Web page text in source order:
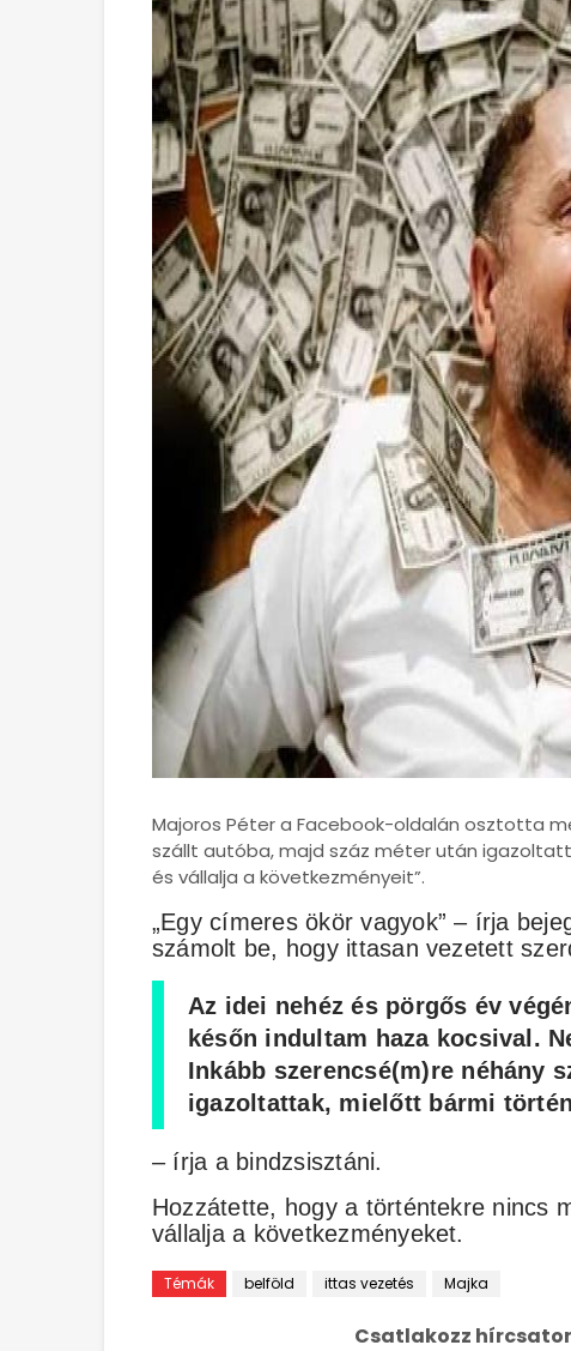
Majoros Péter a Facebook-oldalán osztotta
szállt autóba, majd száz méter után
és vállalja a következményeit”.
„Egy címeres ökör vagyok” – írja
számolt be, hogy ittasan vezetett
Az idei nehéz és pörgős év
későn indultam haza kocsival.
Inkább szerencsé(m)re néhány
igazoltattak, mielőtt bármi
– írja a bindzsisztáni.
Hozzátette, hogy a történtekre nincs
vállalja a következményeket.
Témák belföld ittas vezetés Majka
Csatlakozz